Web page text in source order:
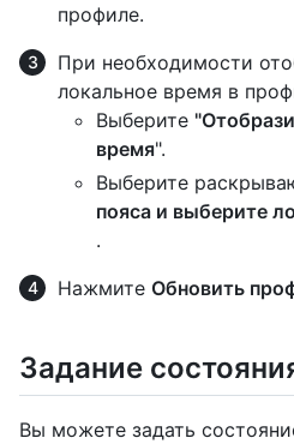
профиле.
При необходимости
локальное время в
Выберите
время".
Выберите
пояса и выберите
.
Нажмите Обновить
Задание
Вы можете задать